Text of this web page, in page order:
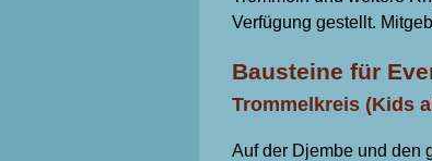
Verfügung gestellt.
Bausteine für
Trommelkreis (Kids
Auf der Djembe und den